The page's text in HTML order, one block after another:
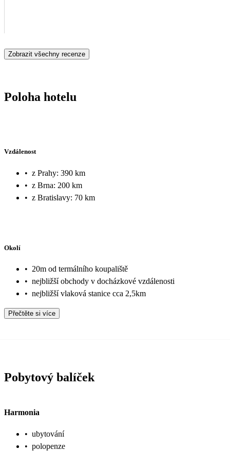
Zobrazit všechny recenze
Poloha hotelu
Vzdálenost
• z Prahy: 390 km
• z Brna: 200 km
• z Bratislavy: 70 km
Okolí
• 20m od termálního koupaliště
• nejbližší obchody v docházkové vzdálenosti
• nejbližší vlaková stanice cca 2,5km
Přečtěte si více
Pobytový balíček
Harmonia
• ubytování
• polopenze